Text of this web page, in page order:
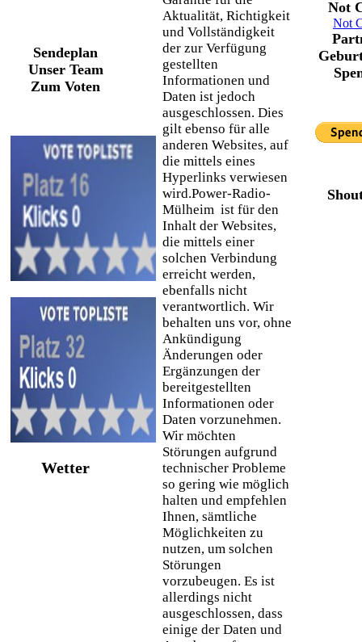
Sendeplan
Unser Team
Zum Voten
Wetter
Aktualität, Richtigkeit
und Vollständigkeit
der zur Verfügung
gestellten
Informationen und
Daten ist jedoch
ausgeschlossen. Dies
gilt ebenso für alle
anderen Websites, auf
die mittels eines
Hyperlinks verwiesen
wird.Power-Radio-
Mülheim ist für den
Inhalt der Websites,
die mittels einer
solchen Verbindung
erreicht werden,
ebenfalls nicht
verantwortlich. Wir
behalten uns vor, ohne
Ankündigung
Änderungen oder
Ergänzungen der
bereitgestellten
Informationen oder
Daten vorzunehmen.
Wir möchten
Störungen aufgrund
technischer Probleme
so gering wie möglich
halten und empfehlen
Ihnen, sämtliche
Möglichkeiten zu
nutzen, um solchen
Störungen
vorzubeugen. Es ist
allerdings nicht
ausgeschlossen, dass
einige der Daten und
Not
Not